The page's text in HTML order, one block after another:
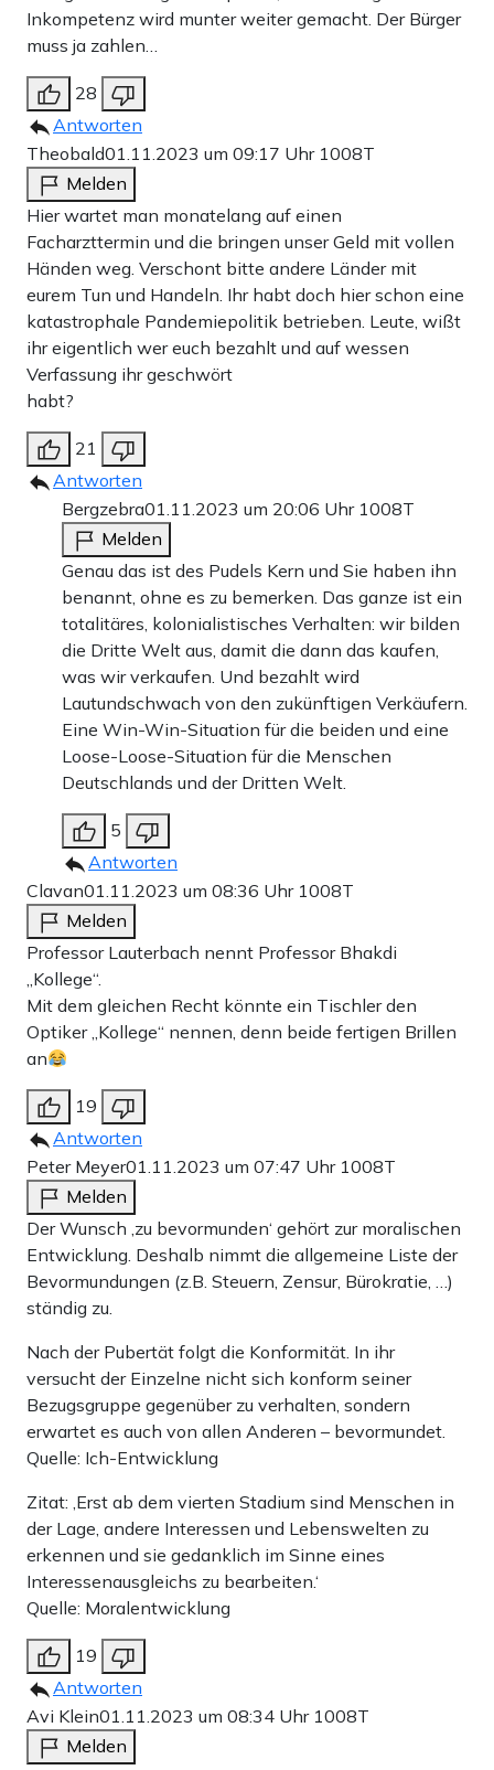
DEUTSCHLAND ALS MORALISCHES
VORBILD
Allein mit den genannten Projekten hat die deutsche
Bundesregierung in den vergangenen Jahren über 1,7
Milliarden Dollar für Pandemieprävention ausgegeben.
Für ein Land, das sich in der Rezession befindet, eine
stolze Summe. Es ist jedoch nicht nur die Höhe der
Ausgaben irritierend. Vor allem fällt ins Auge, dass sich
Deutschland bei der Pandemievorsorge offenbar wieder
einmal als moralisches Vorbild der ganzen Welt versteht.
Anders lässt sich schwer erklären, warum die
Bundesregierung derartig häufig an der Spitze der
Spenderliste steht, obwohl wir uns gerade mal auf Platz
20 der reichsten Länder der Welt befinden (Stand 2023,
gerechnet nach BIP pro Kopf). Wie schon bei der
Bekämpfung des Klimawandels möchte Deutschland
ganz vorne mit dabei sein, wenn versucht wird, globale
Prozesse über Zoom-Konferenzen und Strategie-Panels zu
steuern.
Die Bundesregierung hat dabei auch diesmal einen
entscheidenden Trumpf: Die Effektivität ihrer Maßnahmen
wird sich nie überprüfen lassen. Sollte es wieder zu einer
Pandemie kommen, wird man sagen, dass es nicht genug
Prävention gegeben habe. Bleibt sie aus, haben die
Maßnahmen gewirkt. In beiden Fällen hat es Deutschland
Welt. Und das ist uns bekanntlich schon lange wichtiger
als unser finanzieller Wohlstand.
Teilen:
Zu den Kommentaren (25)
Apollo News unterstützen
Zahlungsoptionen:
10 €
15 € 25 €
Weiter zum Zahlen
Bank-Überweisung
Inkompetenz wird munter weiter gemacht. Der Bürger
muss ja zahlen…
28
Antworten
Theobald01.11.2023 um 09:17 Uhr 1008T
Melden
Hier wartet man monatelang auf einen
Facharzttermin und die bringen unser Geld mit vollen
Händen weg. Verschont bitte andere Länder mit
eurem Tun und Handeln. Ihr habt doch hier schon eine
katastrophale Pandemiepolitik betrieben. Leute, wißt
ihr eigentlich wer euch bezahlt und auf wessen
Verfassung ihr geschwört
habt?
21
Antworten
Bergzebra01.11.2023 um 20:06 Uhr 1008T
Melden
Genau das ist des Pudels Kern und Sie haben ihn
benannt, ohne es zu bemerken. Das ganze ist ein
totalitäres, kolonialistisches Verhalten: wir bilden
die Dritte Welt aus, damit die dann das kaufen,
was wir verkaufen. Und bezahlt wird
Lautundschwach von den zukünftigen Verkäufern.
Eine Win-Win-Situation für die beiden und eine
Loose-Loose-Situation für die Menschen
Deutschlands und der Dritten Welt.
5
Antworten
Clavan01.11.2023 um 08:36 Uhr 1008T
Melden
Professor Lauterbach nennt Professor Bhakdi
„Kollege“.
Mit dem gleichen Recht könnte ein Tischler den
Optiker „Kollege“ nennen, denn beide fertigen Brillen
an
19
Antworten
Peter Meyer01.11.2023 um 07:47 Uhr 1008T
Melden
Der Wunsch ‚zu bevormunden‘ gehört zur moralischen
Entwicklung. Deshalb nimmt die allgemeine Liste der
Bevormundungen (z.B. Steuern, Zensur, Bürokratie, …)
ständig zu.
Nach der Pubertät folgt die Konformität. In ihr
versucht der Einzelne nicht sich konform seiner
Bezugsgruppe gegenüber zu verhalten, sondern
erwartet es auch von allen Anderen – bevormundet.
Quelle: Ich-Entwicklung
Zitat: ‚Erst ab dem vierten Stadium sind Menschen in
der Lage, andere Interessen und Lebenswelten zu
erkennen und sie gedanklich im Sinne eines
Interessenausgleichs zu bearbeiten.‘
Quelle: Moralentwicklung
19
Antworten
Avi Klein01.11.2023 um 08:34 Uhr 1008T
Melden